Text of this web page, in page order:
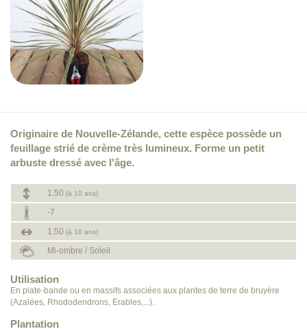
Originaire de Nouvelle-Zélande, cette espèce possède un
feuillage strié de crème très lumineux. Forme un petit
arbuste dressé avec l'âge.
1.50 (à 10 ans)
-7
1.50 (à 10 ans)
Mi-ombre / Soleil
Utilisation
En plate-bande ou en massifs associées aux plantes de terre de bruyère
(Azalées, Rhododendrons, Erables,...).
Plantation